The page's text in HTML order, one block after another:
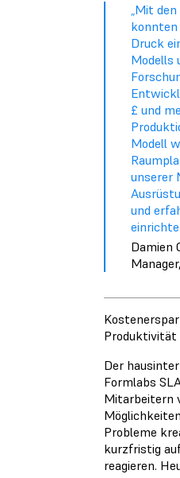
„Mit
konnten
Druck
Modells
£ und
Modell
unserer
und
Damien
Produktivität
Der
Formlabs
Mitarbeitern
Probleme
kurzfristig
reagieren.